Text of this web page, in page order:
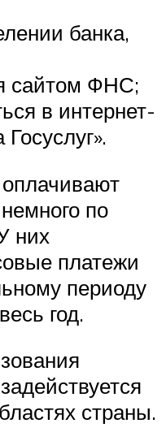
банка,
сайтом ФНС;
в интернет-
по
них
платежи
периоду
год.
страны.